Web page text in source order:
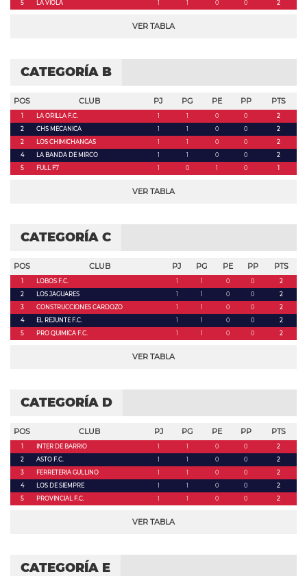
5
LA VIOLA 1 1 0 0 2
VER TABLA
CATEGORÍA B
POS CLUB PJ PG PE PP PTS
1 LA ORILLA F.C. 1 1 0 0
2
2
CHS MECANICA 1 1 0 0
2
2
LOS CHIMICHANGAS 1 1 0 0
2
4
LA BANDA DE MIRCO 1 1 0 0
2
5
FULL F7 1 0 1 0 1
VER TABLA
CATEGORÍA C
POS CLUB PJ PG PE PP PTS
1 LOBOS F.C. 1 1 0 0
2
2
LOS JAGUARES 1 1 0 0
2
3
CONSTRUCCIONES CARDOZO 1 1 0 0
2
4
EL REJUNTE F.C. 1 1 0 0
2
5
PRO QUIMICA F.C. 1 1 0 0 2
VER TABLA
CATEGORÍA D
POS CLUB PJ PG PE PP PTS
1 INTER DE BARRIO 1 1 0 0
2
2
ASTO F.C. 1 1 0 0
2
3
FERRETERIA GULLINO 1 1 0 0
2
4
LOS DE SIEMPRE 1 1 0 0
2
5
PROVINCIAL F.C. 1 1 0 0 2
VER TABLA
CATEGORÍA E